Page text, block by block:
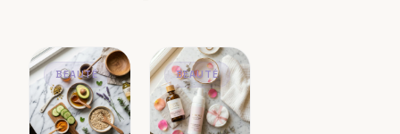
BEAUTÉ BEAUTÉ